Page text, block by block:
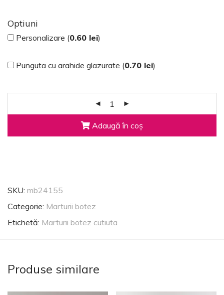
Optiuni
Personalizare (0.60 lei)
Punguta cu arahide glazurate (0.70 lei)
Adaugă în coș
SKU: mb24155
Categorie: Marturii botez
Etichetă: Marturii botez cutiuta
Produse similare